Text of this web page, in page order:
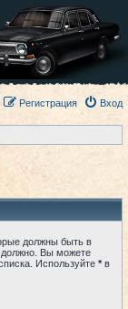
Вход
Регистрация
должны быть в
должно. Вы можете
Используйте * в